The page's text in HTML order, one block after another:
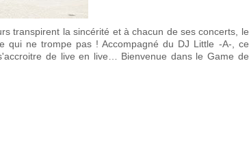
transpirent la sincérité et à chacun de ses concerts, le
qui ne trompe pas ! Accompagné du DJ Little -A-, ce
de live en live… Bienvenue dans le Game de